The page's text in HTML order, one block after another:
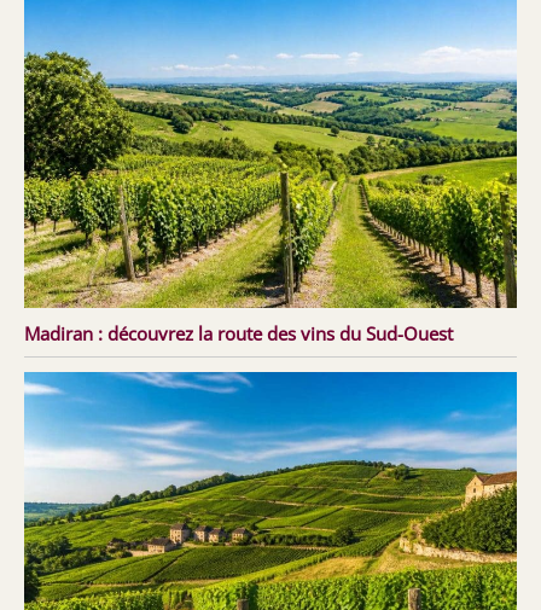
Madiran : découvrez la route des vins du Sud-Ouest